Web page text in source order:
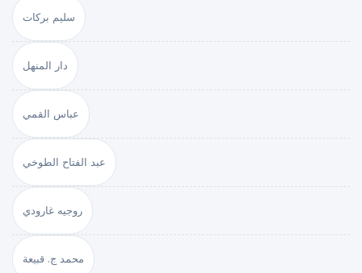
سليم بركات
دار المنهل
عباس القمي
عبد الفتاح الطوخي
روجيه غارودي
محمد ج. قبيعة